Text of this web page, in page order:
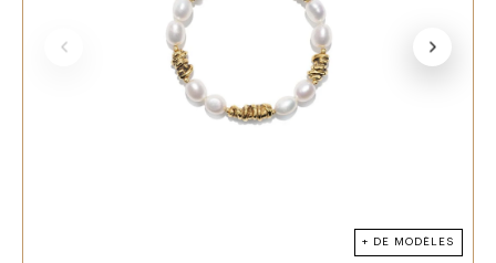
+ DE MODÈLES